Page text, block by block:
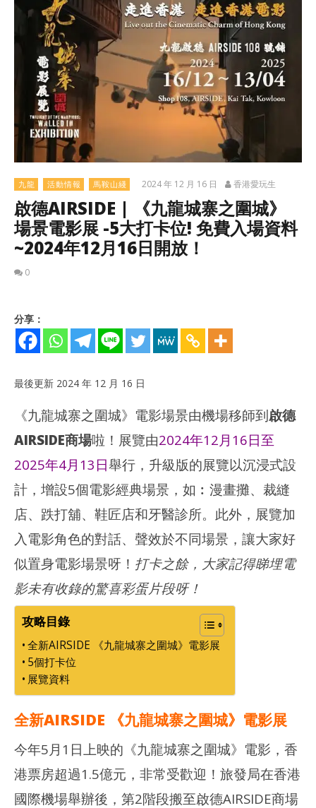
九龍 活動情報 馬鞍山綫 2024 年 12 月 16 日 香港愛玩生
啟德AIRSIDE | 《九龍城寨之圍城》
場景電影展 -5大打卡位! 免費入場資料
~2024年12月16日開放！
0
NOW VIEWING
啟德AIRSIDE | 《九龍城寨之圍城》場景電影展 -5大打卡位! 免費入
2024
年
12
16
香
愛
生
分享：
最後更新 2024 年 12 月 16 日
《九龍城寨之圍城》電影場景由機場移師到啟德
AIRSIDE商場啦！展覽由2024年12月16日至
2025年4月13日舉行，升級版的展覽以沉浸式設
計，增設5個電影經典場景，如︰漫畫攤、裁縫
店、跌打舖、鞋匠店和牙醫診所。此外，展覽加
入電影角色的對話、聲效於不同場景，讓大家好
似置身電影場景呀！ 打卡之餘，大家記得睇埋電
影未有收錄的驚喜彩蛋片段呀！
攻略目錄
全新AIRSIDE 《九龍城寨之圍城》電影展
5個打卡位
展覽資料
全新AIRSIDE 《九龍城寨之圍城》電影展
今年5月1日上映的《九龍城寨之圍城》電影，香
港票房超過1.5億元，非常受歡迎！旅發局在香港
國際機場舉辦後，第2階段搬至啟德AIRSIDE商場